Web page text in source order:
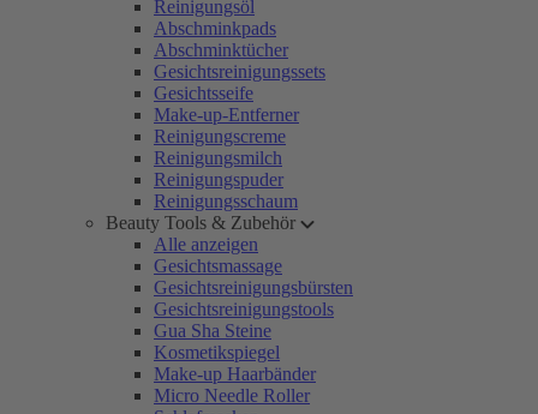
Reinigungsöl
Abschminkpads
Abschminktücher
Gesichtsreinigungssets
Gesichtsseife
Make-up-Entferner
Reinigungscreme
Reinigungsmilch
Reinigungspuder
Reinigungsschaum
Beauty Tools & Zubehör
Alle anzeigen
Gesichtsmassage
Gesichtsreinigungsbürsten
Gesichtsreinigungstools
Gua Sha Steine
Kosmetikspiegel
Make-up Haarbänder
Micro Needle Roller